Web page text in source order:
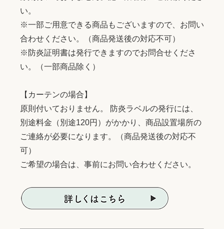
い。
※一部ご用意できる商品もございますので、お問い
合わせください。（商品発送後の対応不可）
※防炎証明書は発行できますのでお問合せくださ
い。（一部商品除く）
【カーテンの場合】
原則付いておりません。 防炎ラベルの発行には、
別途料金（別途120円）がかかり、商品設置場所の
ご連絡が必要になります。（商品発送後の対応不
可）
ご希望の場合は、事前にお問い合わせください。